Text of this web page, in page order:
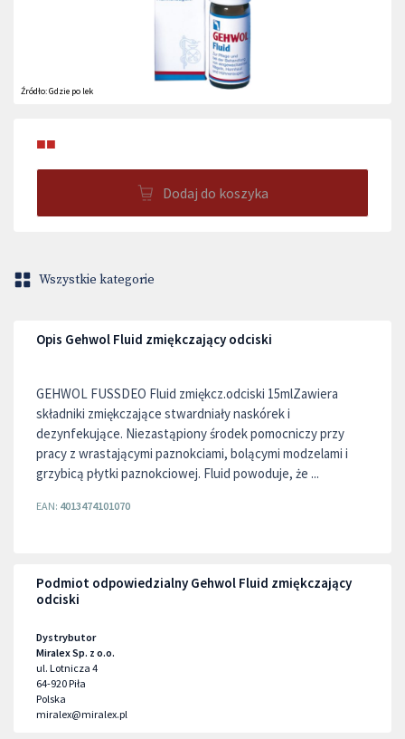
Źródło:Gdzie po lek
■■
Dodaj do koszyka
Wszystkie kategorie
Opis Gehwol Fluid zmiękczający odciski
GEHWOL FUSSDEO Fluid zmiękcz.odciski 15mlZawiera
składniki zmiękczające stwardniały naskórek i
dezynfekujące. Niezastąpiony środek pomocniczy przy
pracy z wrastającymi paznokciami, bolącymi modzelami i
grzybicą płytki paznokciowej. Fluid powoduje, że ...
EAN: 4013474101070
Podmiot odpowiedzialny Gehwol Fluid zmiękczający
odciski
Dystrybutor
Miralex Sp. z o.o.
ul. Lotnicza 4
64-920Piła
Polska
miralex@miralex.pl